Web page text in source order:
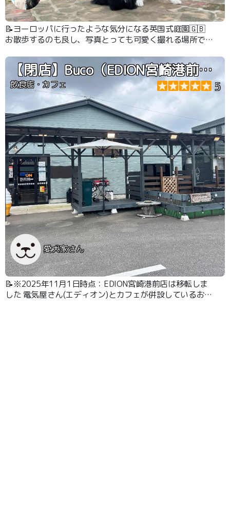
📝ヨーロッパに行ったような気分になる英国式庭園🇬🇧
お散歩するのも良し、写真とっても可愛く撮れる場所です
【閉店】Buco（EDION宮崎港前店）
飲食店・カフェ 5
愛犬家さん
📝※2025年11月1日時点：EDION宮崎港前店は移転しま
した 電気屋さん(エディオン)とカフェが併設しているお店